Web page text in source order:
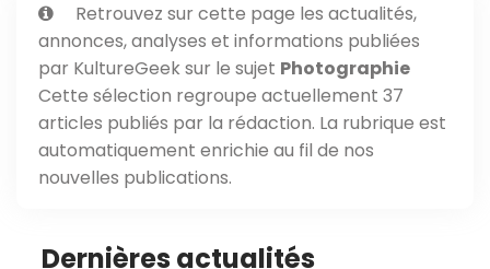
Retrouvez sur cette page les actualités,
annonces, analyses et informations publiées
par KultureGeek sur le sujet Photographie
Cette sélection regroupe actuellement 37
articles publiés par la rédaction. La rubrique est
automatiquement enrichie au fil de nos
nouvelles publications.
Dernières actualités